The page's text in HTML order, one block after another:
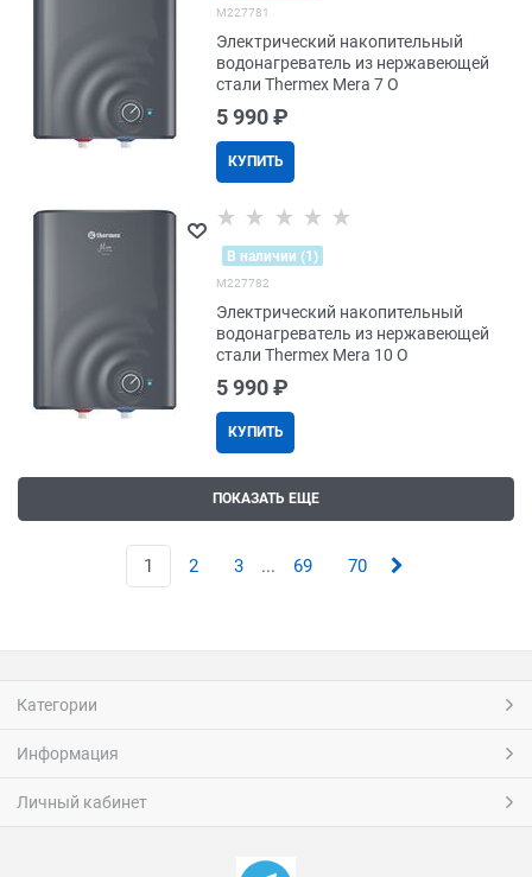
M227781
Электрический накопительный
водонагреватель из нержавеющей
стали Thermex Mera 7 O
5 990 ₽
КУПИТЬ
В наличии (1)
M227782
Электрический накопительный
водонагреватель из нержавеющей
стали Thermex Mera 10 O
5 990 ₽
КУПИТЬ
ПОКАЗАТЬ ЕЩЕ
1 2 3 ... 69 70
Категории
Информация
Личный кабинет